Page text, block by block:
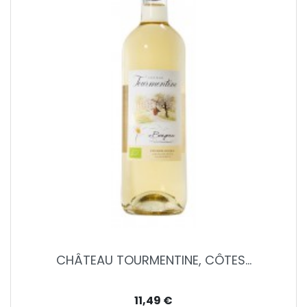
CHÂTEAU TOURMENTINE, CÔTES...
Prijs
11,49 €